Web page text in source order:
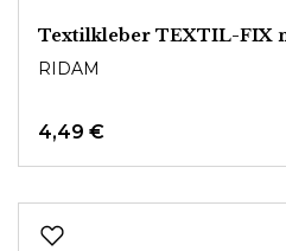
Textilkleber TEXTIL-FIX
RIDAM
4,49 €